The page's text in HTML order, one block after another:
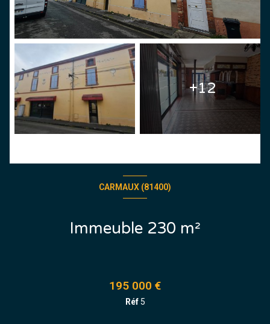
+12
CARMAUX (81400)
Immeuble 230 m²
195 000 €
Réf5